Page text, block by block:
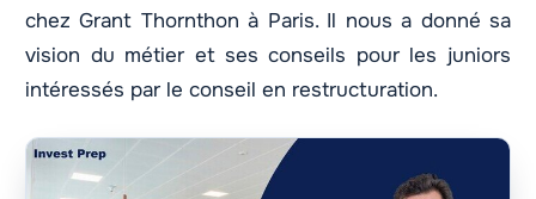
chez Grant Thornthon à Paris. Il nous a donné sa
vision du métier et ses conseils pour les juniors
intéressés par le conseil en restructuration.